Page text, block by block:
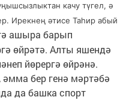
качу түгел, ә
Ирекнең әтисе Таһир абый
ашыра барып
өйрәтә. Алты яшендә
йөрергә өйрәнә.
бер генә мәртәбә
да башка спорт